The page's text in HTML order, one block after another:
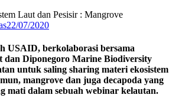
22/07/2020
USAID, berkolaborasi bersama
dan Diponegoro Marine Biodiversity
untuk saling sharing materi ekosistem
mangrove dan juga decapoda yang
mati dalam sebuah webinar kelautan.